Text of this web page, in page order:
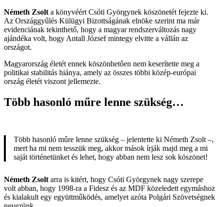
Németh Zsolt a könyvéért Csóti Györgynek köszönetét fejezte ki.
Az Országgyűlés Külügyi Bizottságának elnöke szerint ma már
evidenciának tekinthető, hogy a magyar rendszerváltozás nagy
ajándéka volt, hogy Antall József mintegy elvitte a vállán az
országot.
Magyarország életét ennek köszönhetően nem keserítette meg a
politikai stabilitás hiánya, amely az összes többi közép-európai
ország életét viszont jellemezte.
Több hasonló műre lenne szükség…
Több hasonló műre lenne szükség – jelentette ki Németh Zsolt –,
mert ha mi nem tesszük meg, akkor mások írják majd meg a mi
saját történetünket és lehet, hogy abban nem lesz sok köszönet!
Németh Zsolt arra is kitért, hogy Csóti Györgynek nagy szerepe
volt abban, hogy 1998-ra a Fidesz és az MDF közeledett egymáshoz
és kialakult egy együttműködés, amelyet azóta Polgári Szövetségnek